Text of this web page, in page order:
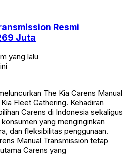
Resmi
Juta
yang lalu
The Kia Carens Manual
Fleet Gathering. Kehadiran
Carens di Indonesia sekaligus
yang menginginkan
dan fleksibilitas penggunaan.
Manual Transmission tetap
Carens yang